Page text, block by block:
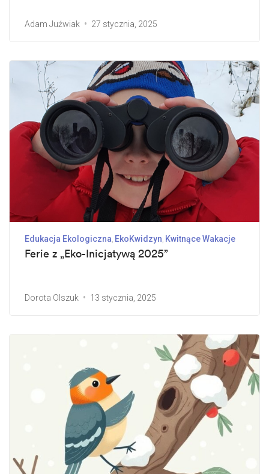
Adam Juźwiak 27 stycznia, 2025
Edukacja Ekologiczna EkoKwidzyn Kwitnące Wakacje
Ferie z „Eko-Inicjatywą 2025”
Dorota Olszuk 13 stycznia, 2025